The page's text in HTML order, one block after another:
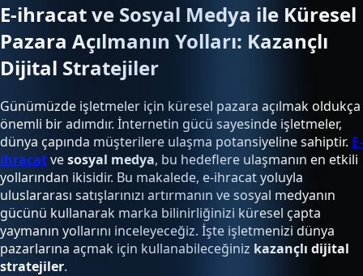
E-ihracat ve Sosyal Medya ile Küresel
Pazara Açılmanın Yolları: Kazançlı
Dijital Stratejiler
Günümüzde işletmeler için küresel pazara açılmak oldukça
önemli bir adımdır. İnternetin gücü sayesinde işletmeler,
dünya çapında müşterilere ulaşma potansiyeline sahiptir. E-
ihracatvesosyal medya, bu hedeflere ulaşmanın en etkili
yollarından ikisidir. Bu makalede, e-ihracat yoluyla
uluslararası satışlarınızı artırmanın ve sosyal medyanın
gücünü kullanarak marka bilinirliğinizi küresel çapta
yaymanın yollarını inceleyeceğiz. İşte işletmenizi dünya
pazarlarına açmak için kullanabileceğiniz kazançlı dijital
stratejiler.